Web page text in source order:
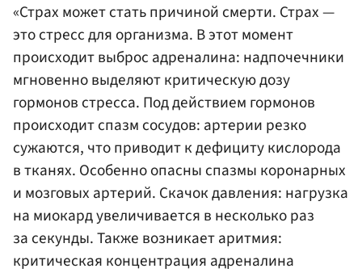
«Страх может стать причиной смерти. Страх —
это стресс для организма. В этот момент
происходит выброс адреналина: надпочечники
мгновенно выделяют критическую дозу
гормонов стресса. Под действием гормонов
происходит спазм сосудов: артерии резко
сужаются, что приводит к дефициту кислорода
в тканях. Особенно опасны спазмы коронарных
и мозговых артерий. Скачок давления: нагрузка
на миокард увеличивается в несколько раз
за секунды. Также возникает аритмия:
критическая концентрация адреналина